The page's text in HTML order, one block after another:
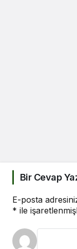
Bir Cevap
E-posta
* ile